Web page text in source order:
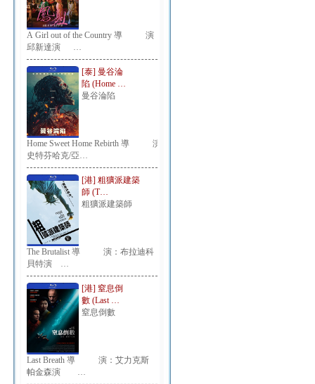
A Girl out of the Country 導 演：
邱新達演 …
[泰] 曼谷淪
陷 (Home …
曼谷淪陷
Home Sweet Home Rebirth 導 演：
史特芬哈克/亞…
[港] 粗獷派建築
師 (T…
粗獷派建築師
The Brutalist 導 演：布拉迪科
貝特演 …
[港] 窒息倒
數 (Last …
窒息倒數
Last Breath 導 演：艾力克斯
帕金森演 …